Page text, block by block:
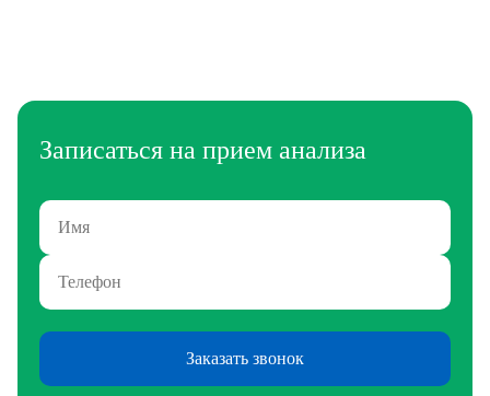
Записаться на прием анализа
Заказать звонок